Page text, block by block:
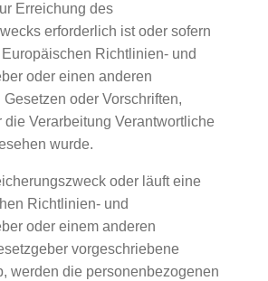
Erreichung des
erforderlich ist oder sofern
Richtlinien- und
oder einen anderen
oder Vorschriften,
die Verarbeitung Verantwortliche
wurde.
oder läuft eine
Richtlinien- und
oder einem anderen
vorgeschriebene
werden die personenbezogenen